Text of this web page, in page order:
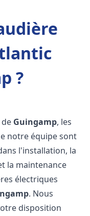
?
Guingamp, les
notre équipe sont
l'installation, la
la maintenance
électriques
. Nous
disposition